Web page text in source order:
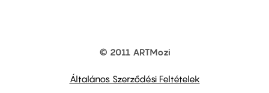
© 2011 ARTMozi
Általános Szerződési Feltételek